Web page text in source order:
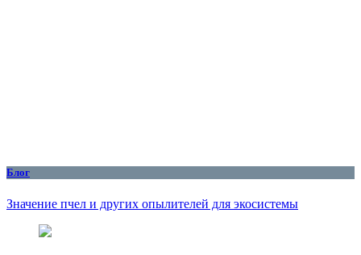
Блог
Значение пчел и других опылителей для экосистемы